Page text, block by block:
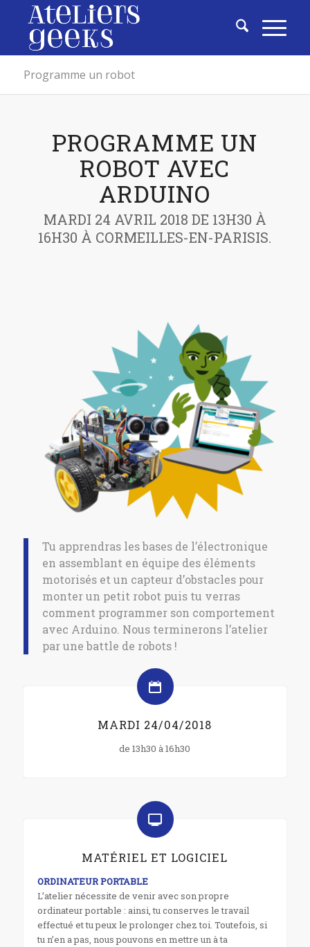
Programme un robot
PROGRAMME UN
ROBOT AVEC
ARDUINO
MARDI 24 AVRIL 2018 DE 13H30 À
16H30 À CORMEILLES-EN-PARISIS.
Tu apprendras les bases de l’électronique
en assemblant en équipe des éléments
motorisés et un capteur d’obstacles pour
monter un petit robot puis tu verras
comment programmer son comportement
avec Arduino. Nous terminerons l’atelier
par une battle de robots !
MARDI 24/04/2018
de 13h30 à 16h30
MATÉRIEL ET LOGICIEL
ORDINATEUR PORTABLE
L’atelier nécessite de venir avec son propre
ordinateur portable : ainsi, tu conserves le travail
effectué et tu peux le prolonger chez toi. Toutefois, si
tu n’en a pas, nous pouvons en mettre un à ta